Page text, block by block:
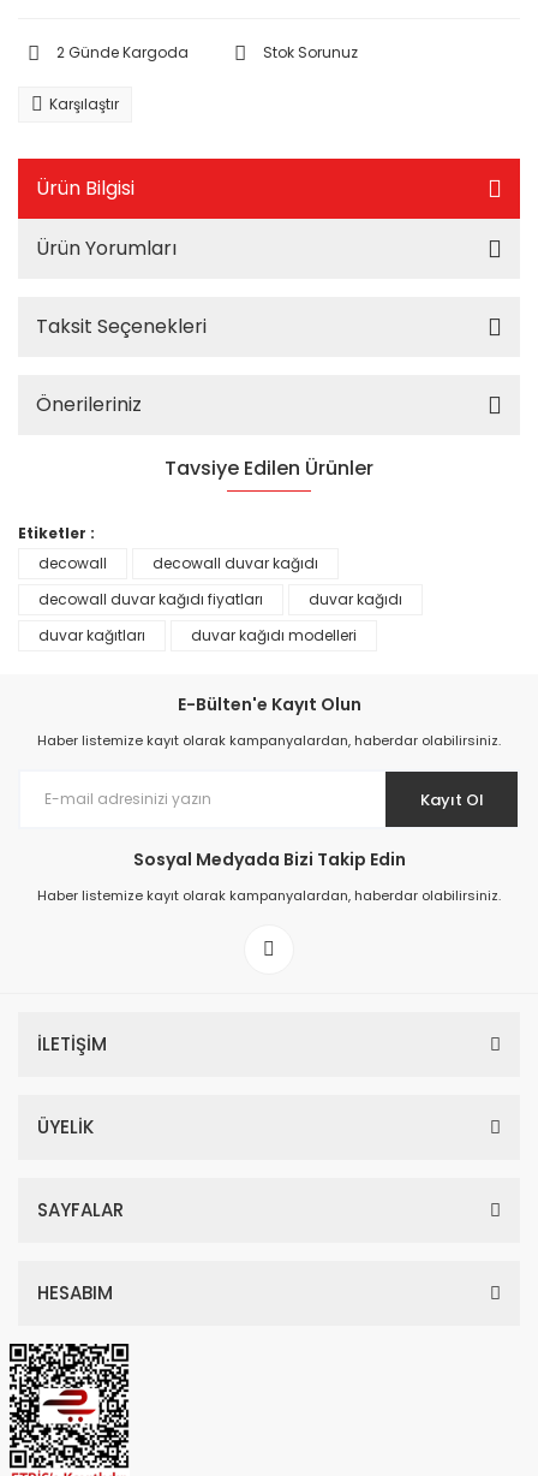
2 Günde Kargoda Stok Sorunuz
Karşılaştır
Ürün Bilgisi
Ürün Yorumları
Taksit Seçenekleri
Önerileriniz
Tavsiye Edilen Ürünler
Prime ArtDECO Duvar Kağıdı Tutkalı 500 gr
149,00 TL
Etiketler :
decowall
decowall duvar kağıdı
decowall duvar kağıdı fiyatları
duvar kağıdı
duvar kağıtları
duvar kağıdı modelleri
E-Bülten'e Kayıt Olun
Haber listemize kayıt olarak kampanyalardan, haberdar olabilirsiniz.
Kayıt Ol
Sosyal Medyada Bizi Takip Edin
Haber listemize kayıt olarak kampanyalardan, haberdar olabilirsiniz.
İLETİŞİM
ÜYELİK
SAYFALAR
HESABIM